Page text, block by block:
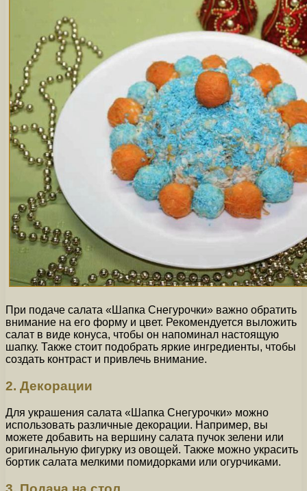
При подаче салата «Шапка Снегурочки» важно обратить
внимание на его форму и цвет. Рекомендуется выложить
салат в виде конуса, чтобы он напоминал настоящую
шапку. Также стоит подобрать яркие ингредиенты, чтобы
создать контраст и привлечь внимание.
2. Декорации
Для украшения салата «Шапка Снегурочки» можно
использовать различные декорации. Например, вы
можете добавить на вершину салата пучок зелени или
оригинальную фигурку из овощей. Также можно украсить
бортик салата мелкими помидорками или огурчиками.